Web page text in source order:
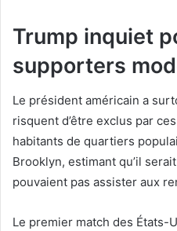
Trump inquiet
supporters
Le président américain a
risquent d’être exclus par
habitants de quartiers
Brooklyn, estimant qu’il
pouvaient pas assister aux
Le premier match des États-